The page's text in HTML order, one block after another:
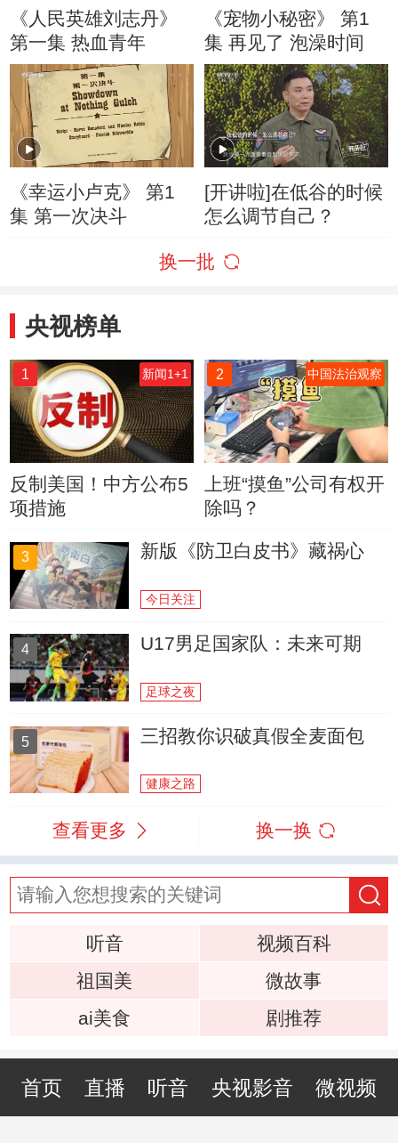
《人民英雄刘志丹》
第一集 热血青年
《宠物小秘密》 第1
集 再见了 泡澡时间
《幸运小卢克》 第1
集 第一次决斗
[开讲啦]在低谷的时候
怎么调节自己？
换一批
央视榜单
1 新闻1+1
反制美国！中方公布5
项措施
2 中国法治观察
上班“摸鱼”公司有权开
除吗？
3 新版《防卫白皮书》藏祸心
今日关注
4 U17男足国家队：未来可期
足球之夜
5 三招教你识破真假全麦面包
健康之路
查看更多 换一换
听音
视频百科
祖国美
微故事
ai美食
剧推荐
首页 直播 听音 央视影音 微视频